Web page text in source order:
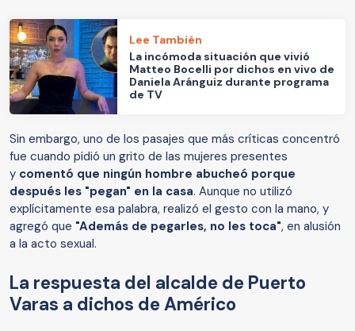
Lee También
La incómoda situación que vivió
Matteo Bocelli por dichos en vivo de
Daniela Aránguiz durante programa
de TV
Sin embargo, uno de los pasajes que más críticas concentró
fue cuando pidió un grito de las mujeres presentes
y comentó que ningún hombre abucheó porque
después les "pegan" en la casa. Aunque no utilizó
explícitamente esa palabra, realizó el gesto con la mano, y
agregó que "Además de pegarles, no les toca", en alusión
a la acto sexual.
La respuesta del alcalde de Puerto
Varas a dichos de Américo